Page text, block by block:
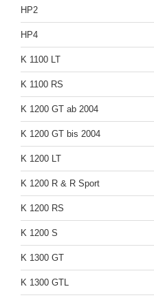
HP2
HP4
K 1100 LT
K 1100 RS
K 1200 GT ab 2004
K 1200 GT bis 2004
K 1200 LT
K 1200 R & R Sport
K 1200 RS
K 1200 S
K 1300 GT
K 1300 GTL